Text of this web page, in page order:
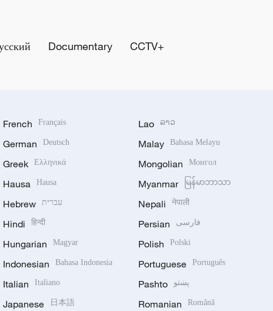
Documentary CCTV+
French Français
German Deutsch
Greek Ελληνικά
Hausa Hausa
Hebrew עברית
Hindi हिन्दी
Hungarian Magyar
Indonesian Bahasa Indonesia
Italian Italiano
Japanese 日本語
Lao ລາວ
Malay Bahasa Melayu
Mongolian Монгол
Myanmar မြန်မာဘာသာ
Nepali नेपाली
Persian فارسی
Polish Polski
Portuguese Português
Pashto پښتو
Romanian Română